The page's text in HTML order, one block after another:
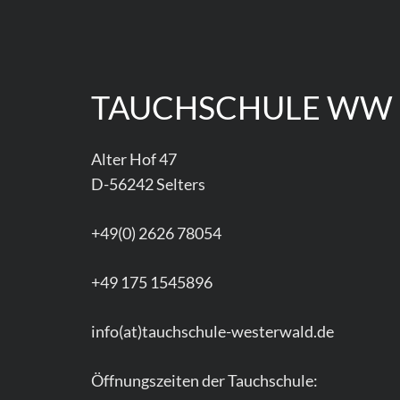
TAUCHSCHULE WW
Alter Hof 47
D-56242 Selters
+49(0) 2626 78054
+49 175 1545896
info(at)tauchschule-westerwald.de
Öffnungszeiten der Tauchschule: